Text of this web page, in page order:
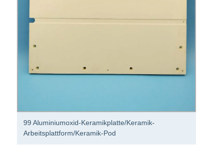
99 Aluminiumoxid-Keramikplatte/Keramik-
Arbeitsplattform/Keramik-Pod